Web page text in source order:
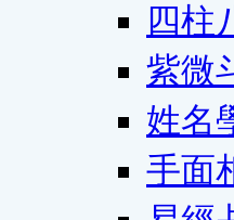
四柱
紫微
姓名
手面